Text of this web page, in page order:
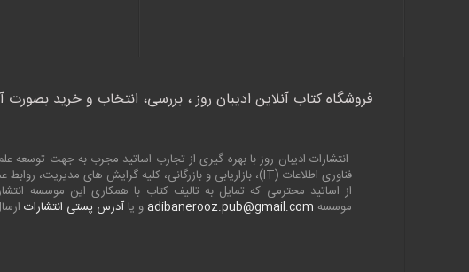
فروشگاه کتاب آنلاین ادیبان روز ، بررسی، انتخاب و خرید بصورت
انتشارات ادیبان روز با بهره گیری از تجارب اساتید مجرب به جهت
فناوری اطلاعات (IT)، بازاریابی و بازرگانی، کلیه گرایش های مدیریت،
از اساتید محترمی که تمایل به تالیف کتاب با همکاری این موسسه
موسسه adibanerooz.pub@gmail.comو یا آدرس پستی انتشارات